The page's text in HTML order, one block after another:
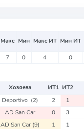
Макс Мин Макс ИТ Мин ИТ
7 0 4 0
Хозяева ИТ1 ИТ2
Deportivo (2) 2 1
AD San Car 0 3
AD San Car(9) 1 1